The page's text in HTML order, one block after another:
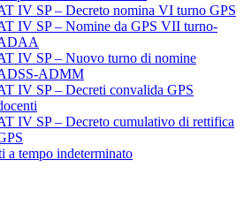
IV SP – Decreto nomina VI turno GPS
IV SP – Nomine da GPS VII turno-
IV SP – Nuovo turno di nomine
ADMM
IV SP – Decreti convalida GPS
IV SP – Decreto cumulativo di rettifica
a tempo indeterminato